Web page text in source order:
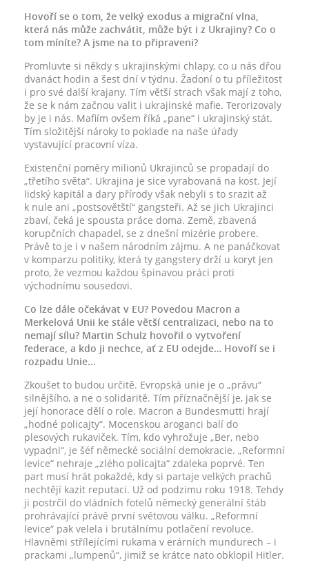
Hovoří se o tom, že velký exodus a migrační vlna,
která nás může zachvátit, může být i z Ukrajiny? Co o
tom míníte? A jsme na to připraveni?
Promluvte si někdy s ukrajinskými chlapy, co u nás dřou
dvanáct hodin a šest dní v týdnu. Žadoní o tu příležitost
i pro své další krajany. Tím větší strach však mají z toho,
že se k nám začnou valit i ukrajinské mafie. Terorizovaly
by je i nás. Mafiím ovšem říká „pane“ i ukrajinský stát.
Tím složitější nároky to poklade na naše úřady
vystavující pracovní víza.
Existenční poměry milionů Ukrajinců se propadají do
„třetího světa“. Ukrajina je sice vyrabovaná na kost. Její
lidský kapitál a dary přírody však nebyli s to srazit až
k nule ani „postsovětští“ gangsteři. Až se jich Ukrajinci
zbaví, čeká je spousta práce doma. Země, zbavená
korupčních chapadel, se z dnešní mizérie probere.
Právě to je i v našem národním zájmu. A ne panáčkovat
v komparzu politiky, která ty gangstery drží u koryt jen
proto, že vezmou každou špinavou práci proti
východnímu sousedovi.
Co lze dále očekávat v EU? Povedou Macron a
Merkelová Unii ke stále větší centralizaci, nebo na to
nemají sílu? Martin Schulz hovořil o vytvoření
federace, a kdo ji nechce, ať z EU odejde… Hovoří se i
rozpadu Unie...
Zkoušet to budou určitě. Evropská unie je o „právu“
silnějšího, a ne o solidaritě. Tím příznačnější je, jak se
její honorace dělí o role. Macron a Bundesmutti hrají
„hodné policajty“. Mocenskou aroganci balí do
plesových rukaviček. Tím, kdo vyhrožuje „Ber, nebo
vypadni“, je šéf německé sociální demokracie. „Reformní
levice“ nehraje „zlého policajta“ zdaleka poprvé. Ten
part musí hrát pokaždé, kdy si partaje velkých prachů
nechtějí kazit reputaci. Už od podzimu roku 1918. Tehdy
ji postrčil do vládních fotelů německý generální štáb
prohrávající právě první světovou válku. „Reformní
levice“ pak velela i brutálnímu potlačení revoluce.
Hlavněmi střílejícími rukama v erárních mundurech – i
prackami „lumpenů“, jimiž se krátce nato obklopil Hitler.